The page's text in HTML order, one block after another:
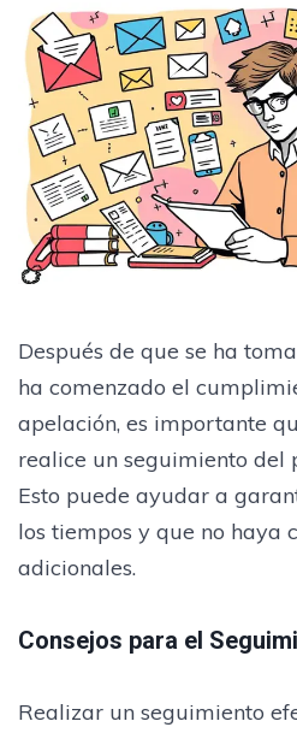
Después de que se ha
ha comenzado el
apelación, es importante
realice un seguimiento del
Esto puede ayudar a
los tiempos y que no haya
adicionales.
Consejos para el
Realizar un seguimiento